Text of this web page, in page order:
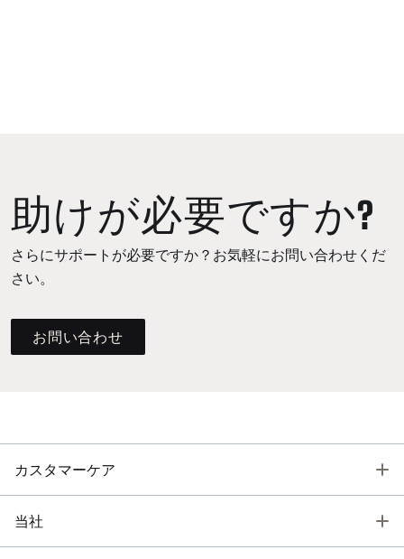
助けが必要ですか?
さらにサポートが必要ですか？お気軽にお問い合わせくだ
さい。
お問い合わせ
カスタマーケア
当社